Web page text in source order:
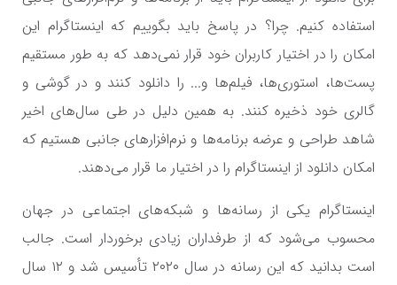
استفاده کنیم. چرا؟ در پاسخ باید بگوییم که اینستاگرام این
امکان را در اختیار کاربران خود قرار نمی‌دهد که به طور مستقیم
پست‌ها، استوری‌ها، فیلم‌ها و... را دانلود کنند و در گوشی و
گالری خود ذخیره کنند. به همین دلیل در طی سال‌های اخیر
شاهد طراحی و عرضه برنامه‌ها و نرم‌افزار‌های جانبی هستیم که
امکان دانلود از اینستاگرام را در اختیار ما قرار می‌دهند.
اینستاگرام یکی از رسانه‌ها و شبکه‌های اجتماعی در جهان
محسوب می‌شود که از طرفداران زیادی برخوردار است. جالب
است بدانید که این رسانه در سال ۲۰۲۰ تأسیس شد و ۱۲ سال